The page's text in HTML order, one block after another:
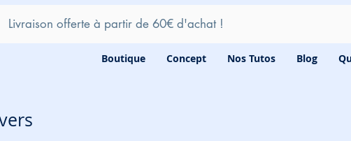
Livraison offerte à partir de 60€ d'achat !
Boutique Concept Nos Tutos Blog